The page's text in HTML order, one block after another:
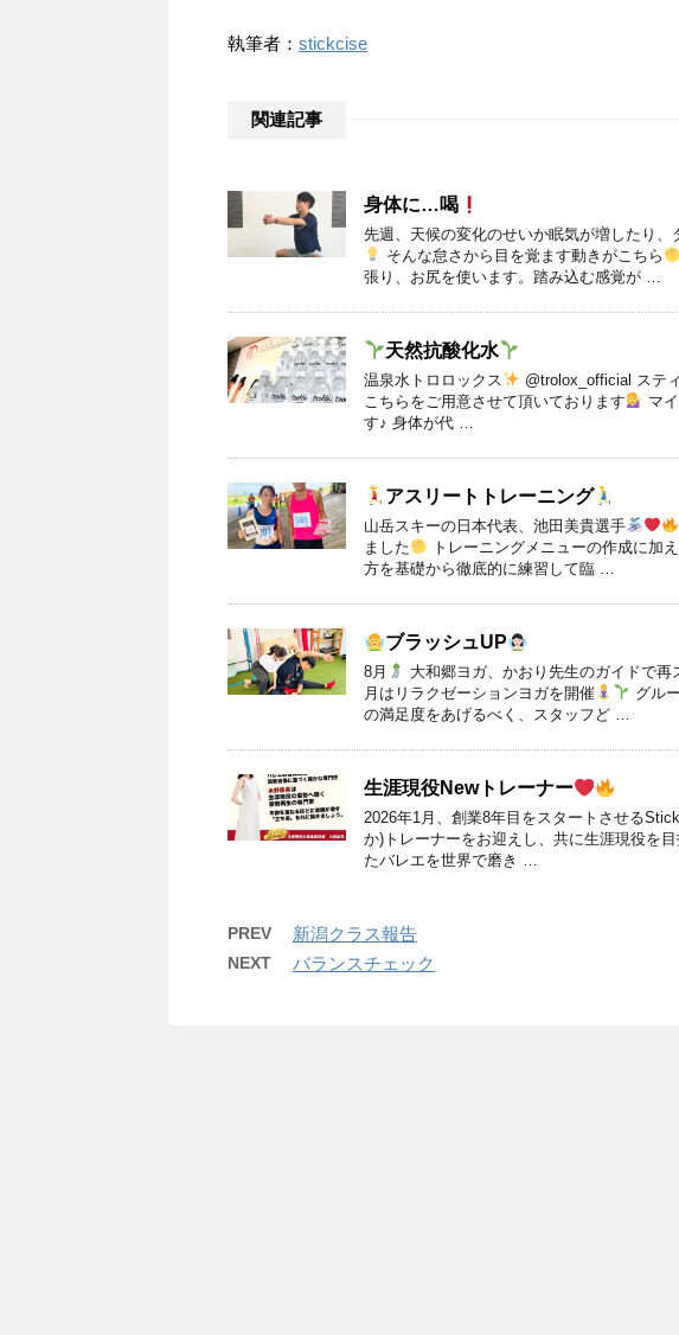
執筆者： stickcise
関連記事
身体に…喝
先週、天候の変化のせいか眠気が増したり
そんな怠さから目を覚ます動きがこちら
張り、お尻を使います。踏み込む感覚が …
天然抗酸化水
温泉水トロロックス
@trolox_official ステ
こちらをご用意させて頂いております
マ
す♪ 身体が代 …
アスリートトレーニング
山岳スキーの日本代表、池田美貴選手
ました
トレーニングメニューの作成に加
方を基礎から徹底的に練習して臨 …
ブラッシュUP
8月 大和郷ヨガ、かおり先生のガイドで再
月はリラクゼーションヨガを開催
グル
の満足度をあげるべく、スタッフど …
生涯現役Newトレーナー
2026年1月、創業8年目をスタートさせる
か)トレーナーをお迎えし、共に生涯現役を
たバレエを世界で磨き …
PREV 新潟クラス報告
NEXT バランスチェック